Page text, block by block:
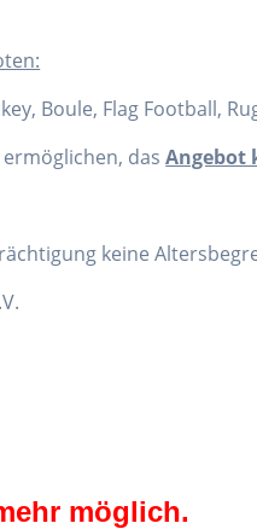
Boule, Flag Football,
dasAngebot
keine
möglich.